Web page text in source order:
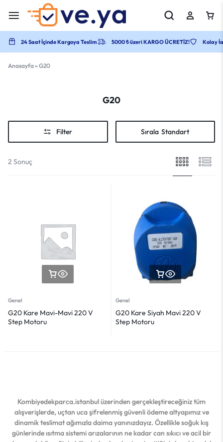
24 Saat İçinde Kargoya Teslim 5000 ₺ üzeri KARGO ÜCRETİZ! Kolay
Anasayfa» G20
G20
Filter Sırala Standart
2 Sonuç
Genel
G20 Kare Mavi-Mavi 220 V
Step Motoru
Genel
G20 Kare Siyah Mavi 220 V
Step Motoru
Kombiyedekparca.istanbul üzerinden gerçekleştireceğiniz tüm
alışverişlerde, uçtan uca şifrelenmiş güvenli ödeme altyapımız ve
dinamik teslimat ağımızla daima yanınızdayız. Özellikle soğuk kış
günlerinde ısıtma sistemi arızalarının ne kadar can sıkıcı ve acil bir